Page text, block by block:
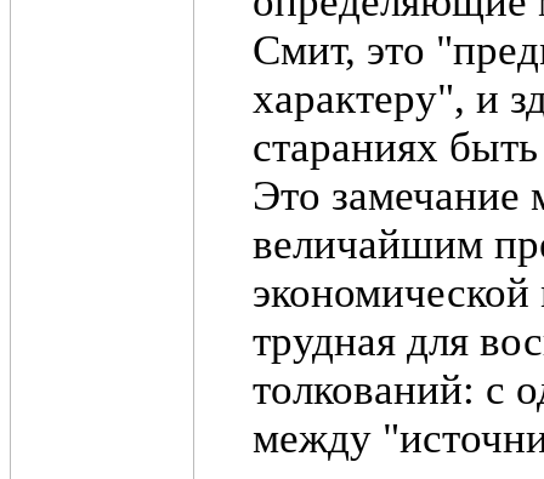
Смит, это
характеру", и
стараниях
Это замечание
величайшим
трудная для
толкований: с
между